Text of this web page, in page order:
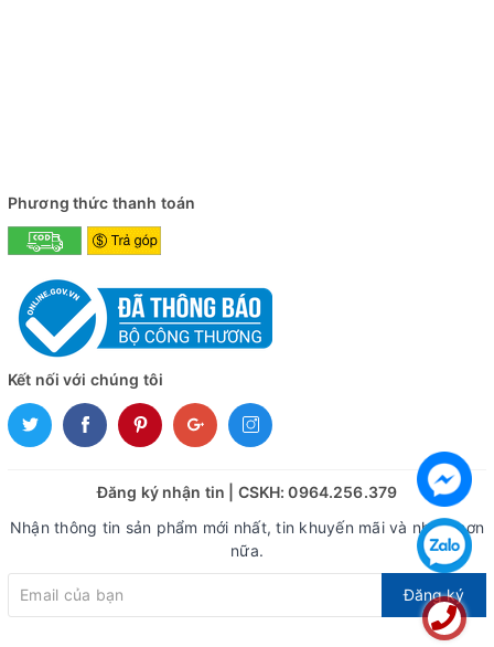
Phương thức thanh toán
Kết nối với chúng tôi
Đăng ký nhận tin | CSKH: 0964.256.379
Nhận thông tin sản phẩm mới nhất, tin khuyến mãi và nhiều hơn
nữa.
Đăng ký